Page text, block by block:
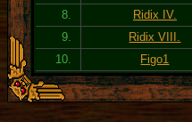
8.
Ridix IV.
9.
Ridix VIII.
10.
Figo1